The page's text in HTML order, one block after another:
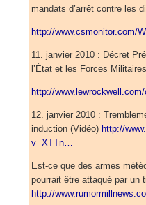
mandats d’arrêt contre les
http://www.csmonitor.com/
11. janvier 2010 : Décret
l’État et les Forces
http://www.lewrockwell.com/
12. janvier 2010 :
induction (Vidéo) http://
v=XTTn…
Est-ce que des armes
pourrait être attaqué par un
http://